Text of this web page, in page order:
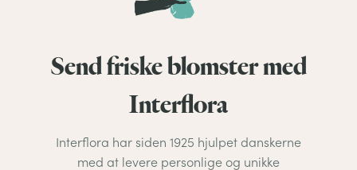
Send friske blomster med
Interflora
Interflora har siden 1925 hjulpet danskerne
med at levere personlige og unikke